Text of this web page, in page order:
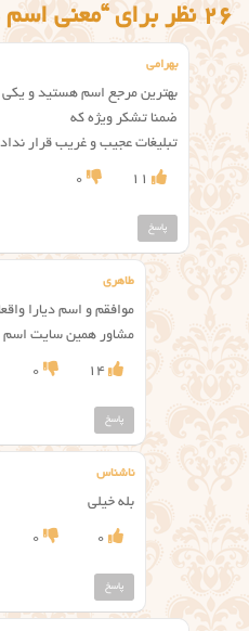
26 نظر برای “معنی اسم دیارا”
بهرامی
بهترین مرجع اسم هستید و یکی
ضمنا تشکر ویژه که
تبلیغات عجیب و غریب قرار ندادین مثل ۹۹ درصد
11
0
پاسخ
طاهری
مشاور همین سایت اسم
14
0
پاسخ
ناشناس
بله خیلی
0
0
پاسخ